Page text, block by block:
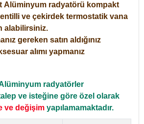
Alüminyum radyatörü kompakt
ve çekirdek termostatik vana
alabilirsiniz.
gereken satın aldığınız
alımı yapmanız
radyatörler
ve isteğine göre özel olarak
ve değişim yapılamamaktadır.